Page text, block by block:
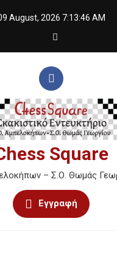
August, 2026 7:13:47 AM
Square
– Σ.Ο. Θωμάς
Εγγραφή